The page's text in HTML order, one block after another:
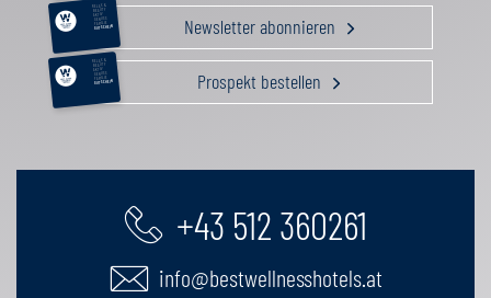
RELAX &
BEAUTY
AKTIV
GENUSS
FAMILIE
GUTSCHEIN Newsletter abonnieren
RELAX &
BEAUTY
AKTIV
GENUSS
FAMILIE
GUTSCHEIN Prospekt bestellen
+43 512 360261
info@bestwellnesshotels.at